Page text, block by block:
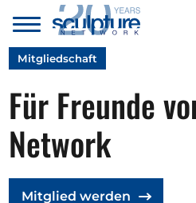
Skip to main content
Toggle
menu
Unser Netzwerk
Kunstwerke
Unsere Events
Mitgliedschaft
Für Freunde
Network
Mitglied werden